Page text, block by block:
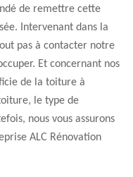
de remettre cette
Intervenant dans la
pas à contacter notre
Et concernant nos
de la toiture à
le type de
nous vous assurons
ALC Rénovation